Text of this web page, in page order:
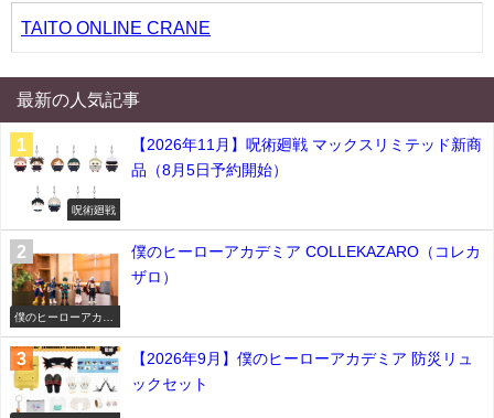
TAITO ONLINE CRANE
最新の人気記事
呪術廻戦
【2026年11月】呪術廻戦 マックスリミテッド新商
品（8月5日予約開始）
僕のヒーローアカデ
ミア
僕のヒーローアカデミア COLLEKAZARO（コレカ
ザロ）
【2026年9月】僕のヒーローアカデミア 防災リュ
ックセット